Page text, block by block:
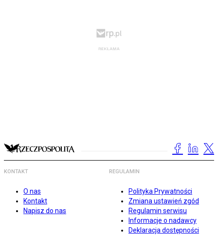
KONTAKT
O nas
Kontakt
Napisz do nas
REGULAMIN
Polityka Prywatności
Zmiana ustawień zgód
Regulamin serwisu
Informacje o nadawcy
Deklaracja dostępności